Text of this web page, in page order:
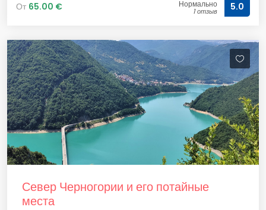
От 65.00 € Нормально
1 отзыв 5.0
Север Черногории и его потайные
места